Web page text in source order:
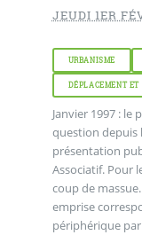
JEUDI 1ER
URBANISME
DÉPLACEMENT
Janvier 1997 :
question depuis
présentation
Associatif. Pour
coup de
emprise
périphérique